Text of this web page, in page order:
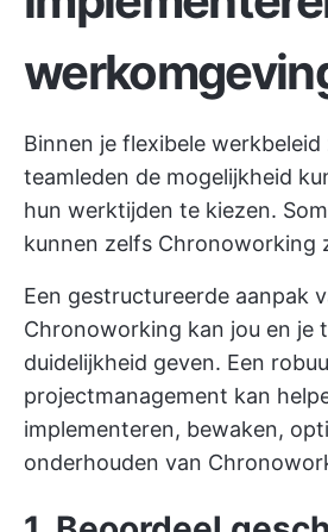
Binnen je flexibele werkbeleid
teamleden de mogelijkheid
hun werktijden te kiezen.
kunnen zelfs Chronoworking
Een gestructureerde aanpak
Chronoworking kan jou en je
duidelijkheid geven. Een
projectmanagement kan
implementeren, bewaken,
onderhouden van